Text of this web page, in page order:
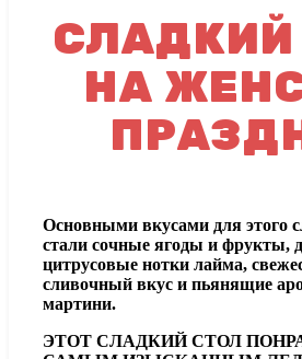
СЛАДКИЙ
НА
Основными вкусами для этого
стали сочные ягоды и фрукты,
цитрусовые нотки лайма,
сливочный вкус и пьянящие
мартини.
ЭТОТ СЛАДКИЙ СТОЛ